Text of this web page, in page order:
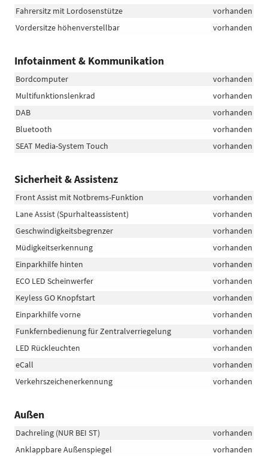
Fahrersitz mit Lordosenstütze
vorhanden
Vordersitze höhenverstellbar
vorhanden
Infotainment & Kommunikation
Bordcomputer
vorhanden
Multifunktionslenkrad
vorhanden
DAB
vorhanden
Bluetooth
vorhanden
SEAT Media-System Touch
vorhanden
Sicherheit & Assistenz
Front Assist mit Notbrems-Funktion
vorhanden
Lane Assist (Spurhalteassistent)
vorhanden
Geschwindigkeitsbegrenzer
vorhanden
Müdigkeitserkennung
vorhanden
Einparkhilfe hinten
vorhanden
ECO LED Scheinwerfer
vorhanden
Keyless GO Knopfstart
vorhanden
Einparkhilfe vorne
vorhanden
Funkfernbedienung für Zentralverriegelung
vorhanden
LED Rückleuchten
vorhanden
eCall
vorhanden
Verkehrszeichenerkennung
vorhanden
Außen
Dachreling (NUR BEI ST)
vorhanden
Anklappbare Außenspiegel
vorhanden